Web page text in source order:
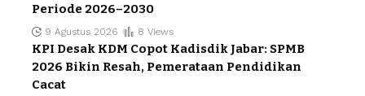
Periode 2026–2030
9 Agustus 2026 8 Views
KPI Desak KDM Copot Kadisdik Jabar: SPMB
2026 Bikin Resah, Pemerataan Pendidikan
Cacat